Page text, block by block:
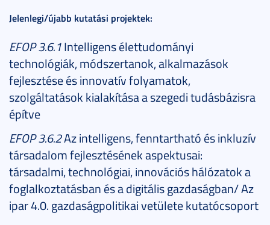
Jelenlegi/újabb kutatási projektek:
EFOP 3.6.1Intelligens élettudományi
technológiák, módszertanok, alkalmazások
fejlesztése és innovatív folyamatok,
szolgáltatások kialakítása a szegedi tudásbázisra
építve
EFOP 3.6.2Az intelligens, fenntartható és inkluzív
társadalom fejlesztésének aspektusai:
társadalmi, technológiai, innovációs hálózatok a
foglalkoztatásban és a digitális gazdaságban/ Az
ipar 4.0. gazdaságpolitikai vetülete kutatócsoport